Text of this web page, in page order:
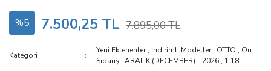
%5 7.500,25 TL 7.895,00 TL
Kategori
Yeni Eklenenler, İndirimli Modeller, OTTO , Ön
Sipariş ,ARALIK (DECEMBER) - 2026 , 1:18